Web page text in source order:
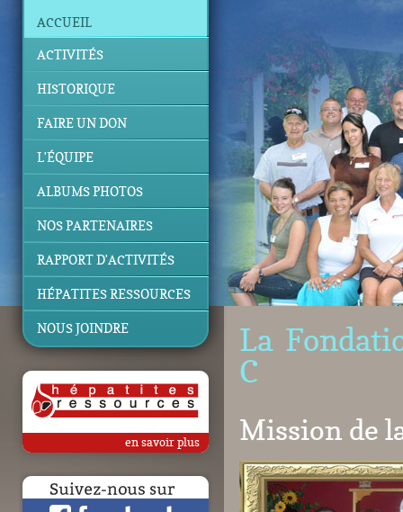
ACCUEIL
ACTIVITÉS
HISTORIQUE
FAIRE UN DON
L'ÉQUIPE
ALBUMS PHOTOS
NOS PARTENAIRES
RAPPORT D'ACTIVITÉS
HÉPATITES RESSOURCES
NOUS JOINDRE
en savoir plus
La
C
Mission de